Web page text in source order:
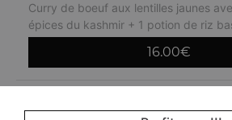
Curry de boeuf aux lentilles jaunes
épices du kashmir + 1 potion de riz
16.00€